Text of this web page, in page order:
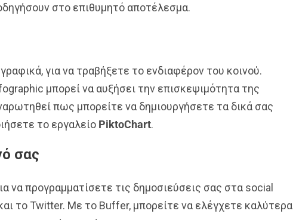
στο επιθυμητό αποτέλεσμα.
για να τραβήξετε το ενδιαφέρον του κοινού.
μπορεί να αυξήσει την επισκεψιμότητα της
πως μπορείτε να δημιουργήσετε τα δικά σας
τo εργαλείo PiktoChart.
σας
να προγραμματίσετε τις δημοσιεύσεις σας στα social
το Twitter. Με το Buffer, μπορείτε να ελέγχετε καλύτερα